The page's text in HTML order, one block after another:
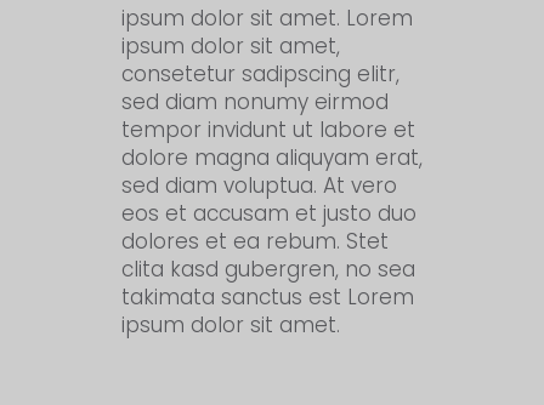
ipsum dolor sit amet. Lorem
ipsum dolor sit amet,
consetetur sadipscing elitr,
sed diam nonumy eirmod
tempor invidunt ut labore et
dolore magna aliquyam erat,
sed diam voluptua. At vero
eos et accusam et justo duo
dolores et ea rebum. Stet
clita kasd gubergren, no sea
takimata sanctus est Lorem
ipsum dolor sit amet.